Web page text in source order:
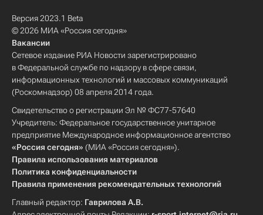
Версия 2023.1 Beta
© 2026 МИА «Россия сегодня»
Вакансии
Сетевое издание РИА Новости зарегистрировано
в Федеральной службе по надзору в сфере связи,
информационных технологий и массовых коммуникаций
(Роскомнадзор) 08 апреля 2014 года.
Свидетельство о регистрации Эл № ФС77-57640
Учредитель: Федеральное государственное унитарное
предприятие Международное информационное агентство
«Россия сегодня» (МИА «Россия сегодня»).
Правила использования материалов
Политика конфиденциальности
Правила применения рекомендательных технологий
Главный редактор: Гаврилова А.В.